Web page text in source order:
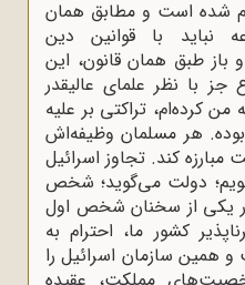
شده است و مطابق همان
نباید با قوانین دین
باز طبق همان قانون، این
با نظر علمای عالیقدر
کرده‌ام، تراکتی بر علیه
هر مسلمان وظیفه‌اش
کند. تجاوز اسرائیل
دولت می‌گوید؛ شخص
یکی از سخنان شخص اول
کشور ما، احترام به
همین سازمان اسرائیل را